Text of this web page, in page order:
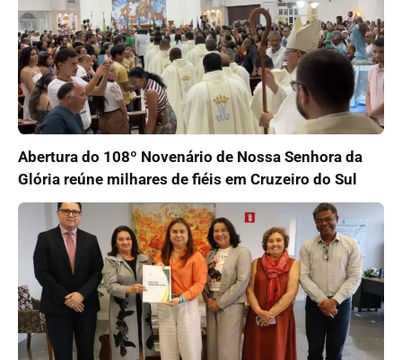
Abertura do 108º Novenário de Nossa Senhora da
Glória reúne milhares de fiéis em Cruzeiro do Sul